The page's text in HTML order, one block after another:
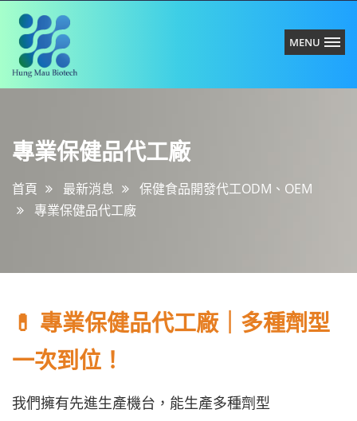
紘
技
有
公
司
MENU
專
保
健
代
工
專業保健品代工廠
首頁 最新消息
保健食品開發代工ODM、OEM
專業保健品代工廠
💊 專業保健品代工廠｜多種劑型
一次到位！
我們擁有先進生產機台，能生產多種劑型